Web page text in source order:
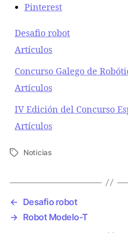
Pinterest
Desafio robot
Respecto a
Artículos
Concurso Galego de
Respecto a
Artículos
IV Edición del Concurso
Respecto a
Artículos
E
q
e
t
Noticias
←
Desafio robot
→ Robot Modelo-T